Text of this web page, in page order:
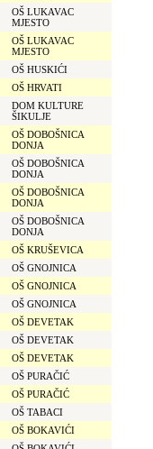
OŠ LUKAVAC
MJESTO
OŠ LUKAVAC
MJESTO
OŠ HUSKIĆI
OŠ HRVATI
DOM KULTURE
ŠIKULJE
OŠ DOBOŠNICA
DONJA
OŠ DOBOŠNICA
DONJA
OŠ DOBOŠNICA
DONJA
OŠ DOBOŠNICA
DONJA
OŠ KRUŠEVICA
OŠ GNOJNICA
OŠ GNOJNICA
OŠ GNOJNICA
OŠ DEVETAK
OŠ DEVETAK
OŠ DEVETAK
OŠ PURAČIĆ
OŠ PURAČIĆ
OŠ TABACI
OŠ BOKAVIĆI